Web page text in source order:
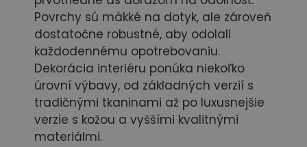
Povrchy sú mäkké na dotyk, ale zároveň
dostatočne robustné, aby odolali
každodennému opotrebovaniu.
Dekorácia interiéru ponúka niekoľko
úrovní výbavy, od základných verzií s
tradičnými tkaninami až po luxusnejšie
verzie s kožou a vyššími kvalitnými
materiálmi.